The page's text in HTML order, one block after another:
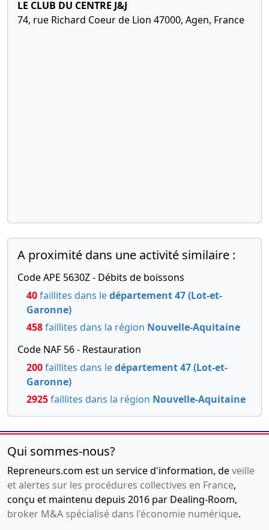
d'actions
nomination
d'organe(s)
de
gestion,
administration,
ou
contrôle,
seing
privé
,
LE CLUB DU CENTRE J&J
74, rue Richard Coeur de Lion 47000, Agen, France
A proximité dans une activité similaire :
Code APE 5630Z - Débits de boissons
40faillites dans ledépartement 47 (Lot-et-
Garonne)
458faillites dans la région Nouvelle-Aquitaine
Code NAF 56 - Restauration
200faillites dans ledépartement 47 (Lot-et-
Garonne)
2925faillites dans la région Nouvelle-Aquitaine
Qui sommes-nous?
Repreneurs.com est un service d'information, deveille
et alertes sur les procédures collectives en France,
conçu et maintenu depuis 2016 par Dealing-Room,
broker M&A spécialisé dans l'économie numérique.